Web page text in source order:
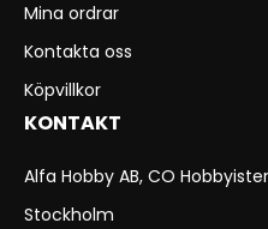
Mina ordrar
Kontakta oss
Köpvillkor
KONTAKT
Alfa Hobby AB, CO
Stockholm